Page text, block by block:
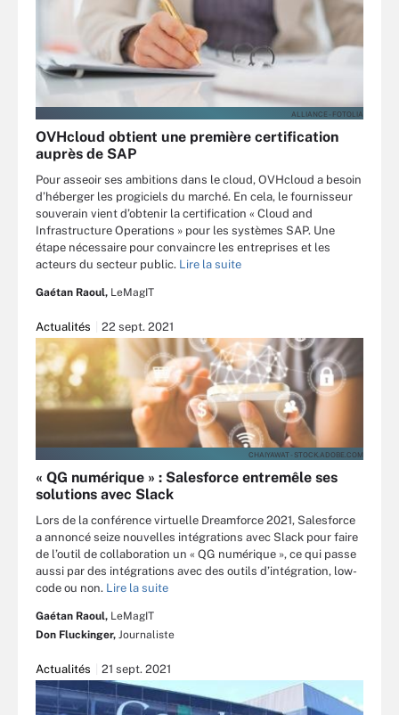
ALLIANCE - FOTOLIA
OVHcloud obtient une première certification
auprès de SAP
Pour asseoir ses ambitions dans le cloud, OVHcloud a besoin
d’héberger les progiciels du marché. En cela, le fournisseur
souverain vient d’obtenir la certification « Cloud and
Infrastructure Operations » pour les systèmes SAP. Une
étape nécessaire pour convaincre les entreprises et les
acteurs du secteur public. Lire la suite
Gaétan Raoul, LeMagIT
Actualités 22 sept. 2021
CHAIYAWAT - STOCK.ADOBE.COM
« QG numérique » : Salesforce entremêle ses
solutions avec Slack
Lors de la conférence virtuelle Dreamforce 2021, Salesforce
a annoncé seize nouvelles intégrations avec Slack pour faire
de l’outil de collaboration un « QG numérique », ce qui passe
aussi par des intégrations avec des outils d’intégration, low-
code ou non. Lire la suite
Gaétan Raoul, LeMagIT
Don Fluckinger, Journaliste
Actualités 21 sept. 2021